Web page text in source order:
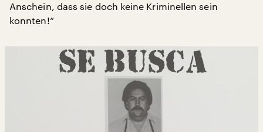
Anschein, dass sie doch keine Kriminellen sein
konnten!“